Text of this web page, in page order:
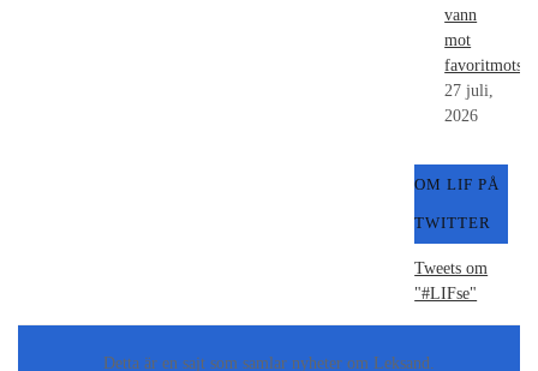
vann
mot
27 juli,
2026
OM LIF PÅ
TWITTER
Tweets om
"#LIFse"
Detta är en sajt som samlar nyheter om Leksand.